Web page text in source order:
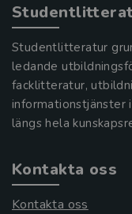
Studentlitteratur
ledande
facklitteratur,
informationstjänster
längs hela
Kontakta oss
Kontakta oss